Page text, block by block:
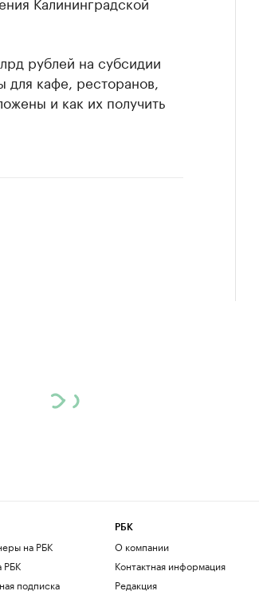
рублей на субсидии
для кафе, ресторанов,
и как их получить
на РБК
РБК
подписка
РБК
О компании
Контактная информация
Редакция